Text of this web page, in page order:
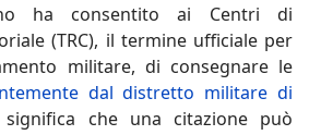
ha consentito ai Centri di
(TRC), il termine ufficiale per
militare, di consegnare le
dal distretto militare di
che una citazione può